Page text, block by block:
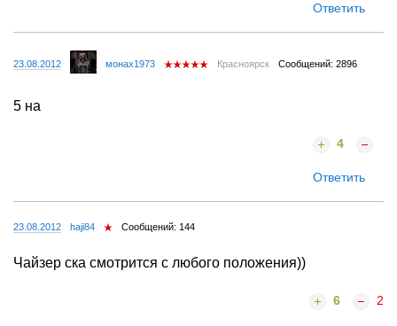
Ответить
23.08.2012 монах1973 Красноярск Сообщений: 2896
5 на
4
Ответить
23.08.2012 haji84 Сообщений: 144
Чайзер ска смотрится с любого положения))
6 2